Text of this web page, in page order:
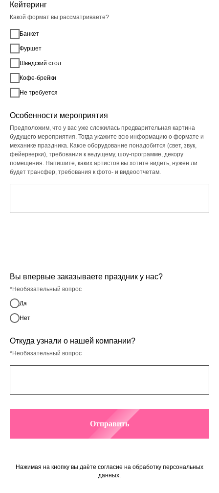
Кейтеринг
Какой формат вы рассматриваете?
Банкет
Фуршет
Шведский стол
Кофе-брейки
Не требуется
Особенности мероприятия
Предположим, что у вас уже сложилась предварительная картина
будущего мероприятия. Тогда укажите всю информацию о формате и
механике праздника. Какое оборудование понадобится (свет, звук,
фейерверки), требования к ведущему, шоу-программе, декору
помещения. Напишите, каких артистов вы хотите видеть, нужен ли
будет трансфер, требования к фото- и видеоотчетам.
Вы впервые заказываете праздник у нас?
*Необязательный вопрос
Да
Нет
Откуда узнали о нашей компании?
*Необязательный вопрос
Отправить
Нажимая на кнопку вы даёте согласие на обработку персональных
данных.